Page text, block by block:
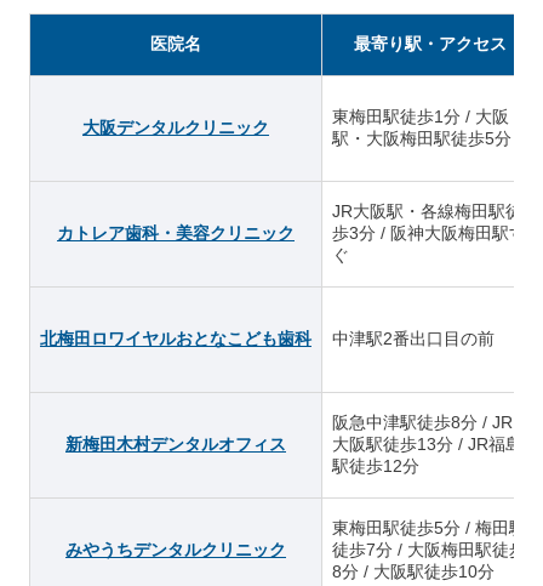
医院名 最寄り駅・アクセス
大阪デンタルクリニック
東梅田駅徒歩1分 / 大阪
駅・大阪梅田駅徒歩5分
カトレア歯科・美容クリニック
JR大阪駅・各線梅田駅徒
歩3分 / 阪神大阪梅田駅す
ぐ
北梅田ロワイヤルおとなこども歯科 中津駅2番出口目の前
新梅田木村デンタルオフィス
阪急中津駅徒歩8分 / JR
大阪駅徒歩13分 / JR福島
駅徒歩12分
みやうちデンタルクリニック
東梅田駅徒歩5分 / 梅田駅
徒歩7分 / 大阪梅田駅徒歩
8分 / 大阪駅徒歩10分